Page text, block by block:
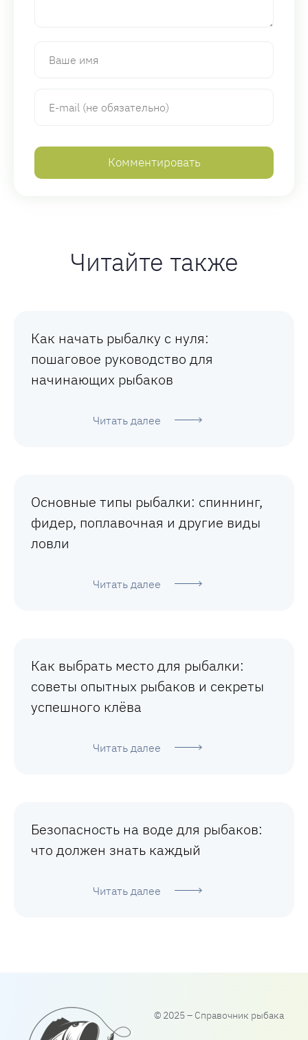
Читайте также
Как начать рыбалку с нуля:
пошаговое руководство для
начинающих рыбаков
Читать далее
Основные типы рыбалки: спиннинг,
фидер, поплавочная и другие виды
ловли
Читать далее
Как выбрать место для рыбалки:
советы опытных рыбаков и секреты
успешного клёва
Читать далее
Безопасность на воде для рыбаков:
что должен знать каждый
Читать далее
© 2025 – Справочник рыбака